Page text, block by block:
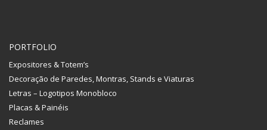
PORTFOLIO
Expositores & Totem’s
Decoração de Paredes, Montras, Stands e Viaturas
Letras – Logotipos Monobloco
Placas & Painéis
Reclames